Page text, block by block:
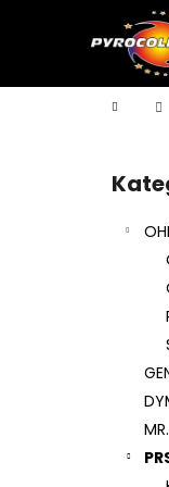
í
Späť
do
Späť
do